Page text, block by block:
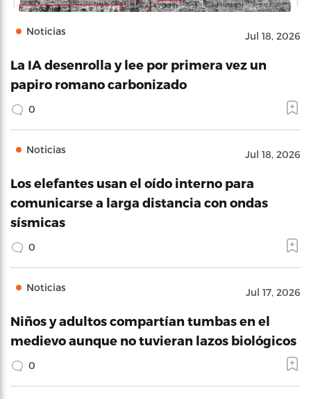
Noticias Jul 18, 2026
La IA desenrolla y lee por primera vez un
papiro romano carbonizado
0
Noticias Jul 18, 2026
Los elefantes usan el oído interno para
comunicarse a larga distancia con ondas
sísmicas
0
Noticias Jul 17, 2026
Niños y adultos compartían tumbas en el
medievo aunque no tuvieran lazos biológicos
0